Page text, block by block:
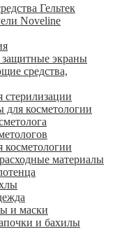
Гельтек
Noveline
защитные экраны
средства,
стерилизации
для косметологии
косметологии
материалы
и маски
и бахилы